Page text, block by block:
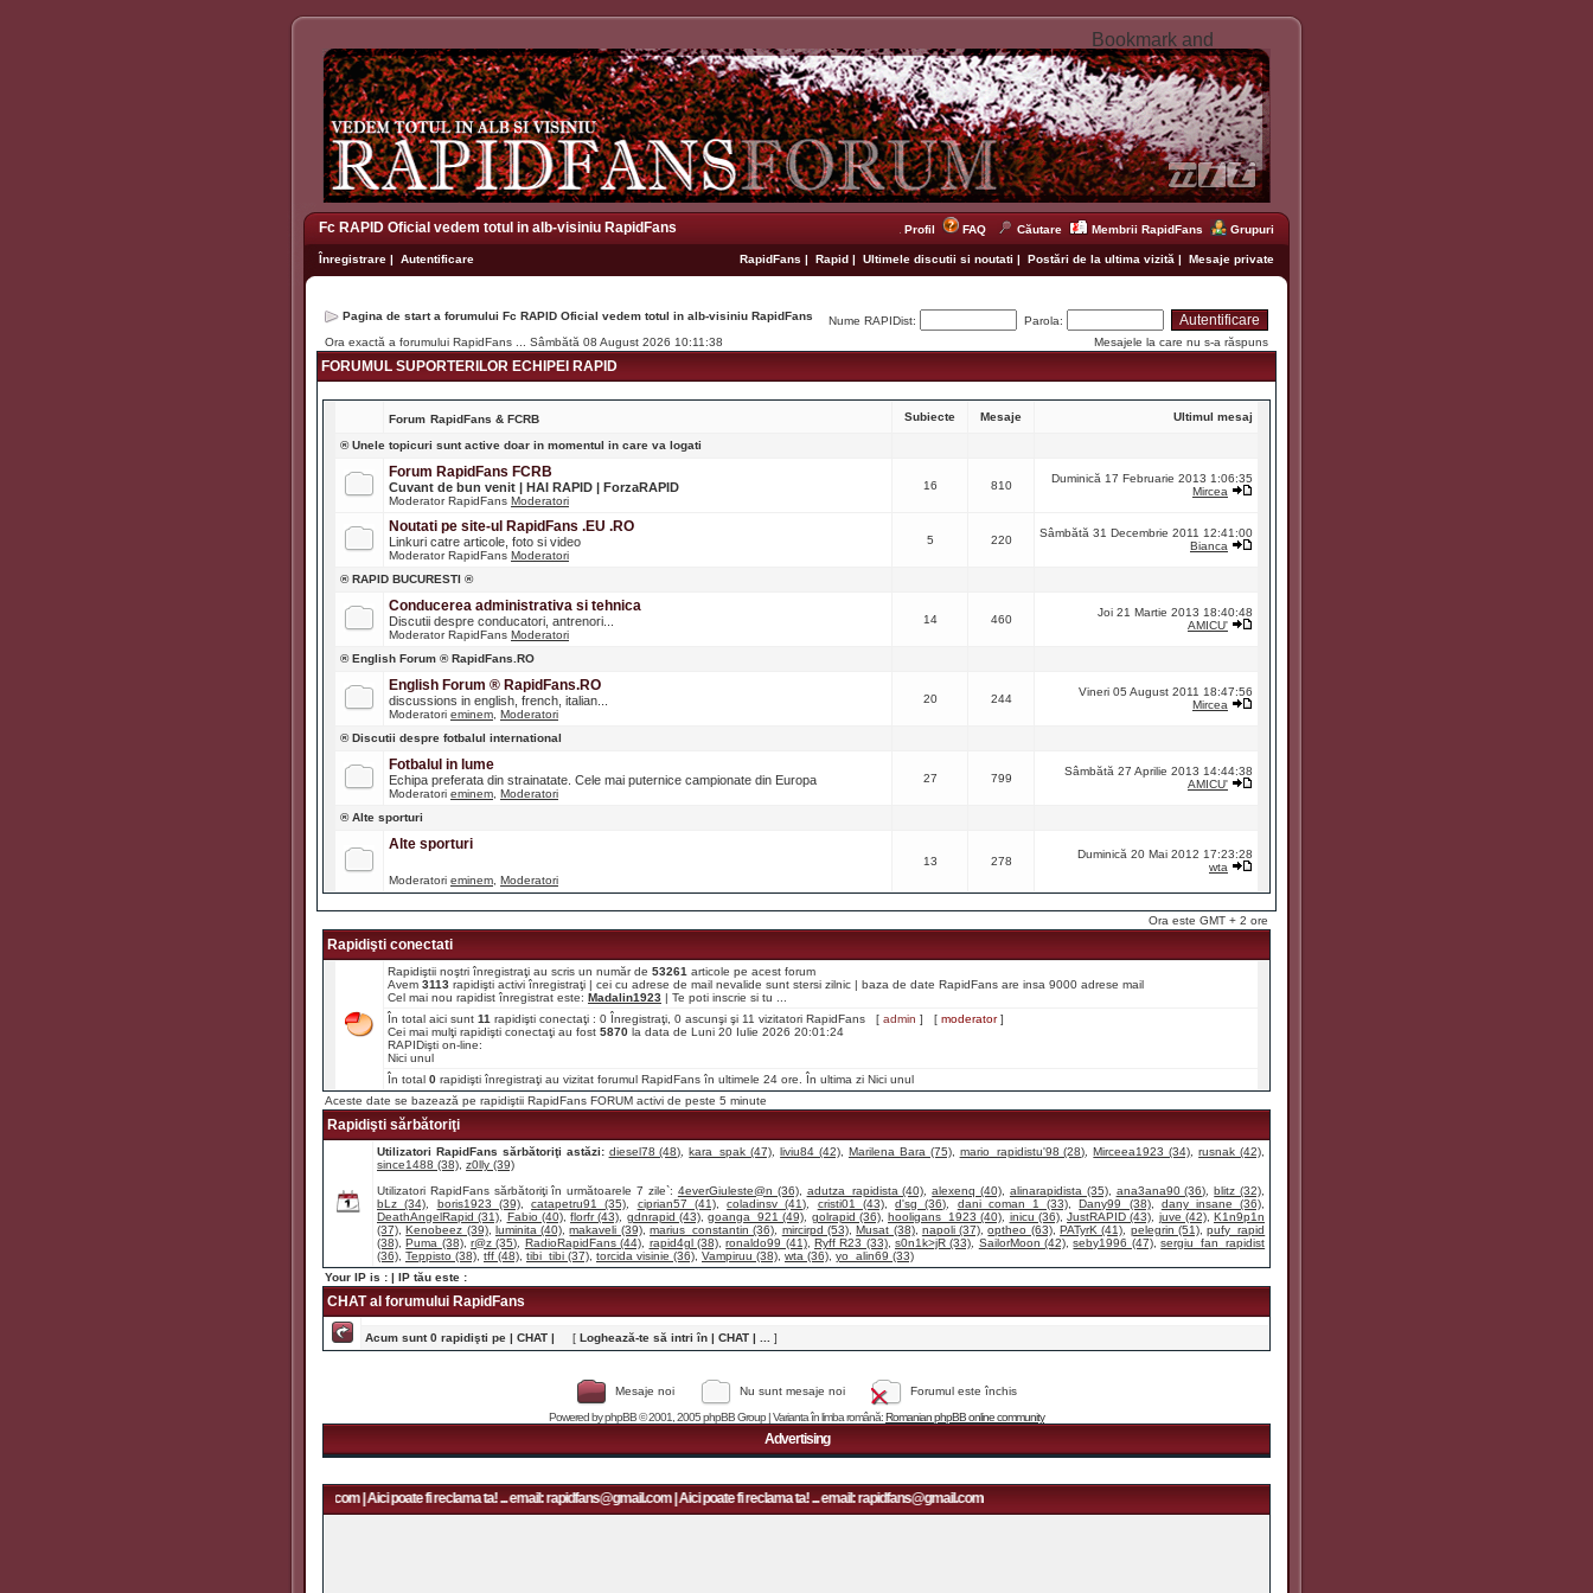
Fc RAPID Oficial vedem totul in alb-visiniu RapidFans Profil FAQ Căutare Membrii RapidFans Grupuri
Înregistrare | Autentificare RapidFans | Rapid | Ultimele discutii si noutati | Postări de la ultima vizită | Mesaje private
Pagina de start a forumului Fc RAPID Oficial vedem totul in alb-visiniu RapidFans Nume RAPIDist:
Parola:
Ora exactă a forumului RapidFans ... Sâmbătă 08 August 2026 10:11:38
Mesajele la care nu s-a răspuns
FORUMUL SUPORTERILOR ECHIPEI RAPID
Forum RapidFans & FCRB Subiecte Mesaje Ultimul mesaj
® Unele topicuri sunt active doar in momentul in care va logati
Forum RapidFans FCRB
Cuvant de bun venit | HAI RAPID | ForzaRAPID
Moderator RapidFans Moderatori
16 810
Duminică 17 Februarie 2013 1:06:35
Mircea
Noutati pe site-ul RapidFans .EU .RO
Linkuri catre articole, foto si video
Moderator RapidFans Moderatori
5 220
Sâmbătă 31 Decembrie 2011 12:41:00
Bianca
® RAPID BUCURESTI ®
Conducerea administrativa si tehnica
Discutii despre conducatori, antrenori...
Moderator RapidFans Moderatori
14 460
Joi 21 Martie 2013 18:40:48
AMICU'
® English Forum ® RapidFans.RO
English Forum ® RapidFans.RO
discussions in english, french, italian...
Moderatori eminem Moderatori
20 244
Vineri 05 August 2011 18:47:56
Mircea
® Discutii despre fotbalul international
Fotbalul in lume
Echipa preferata din strainatate. Cele mai puternice campionate din Europa
Moderatori eminem Moderatori
27 799
Sâmbătă 27 Aprilie 2013 14:44:38
AMICU'
® Alte sporturi
Alte sporturi
Moderatori eminem Moderatori
13 278
Duminică 20 Mai 2012 17:23:28
wta
Ora este GMT + 2 ore
Rapidişti conectati
Rapidiştii noştri înregistraţi au scris un număr de 53261 articole pe acest forum
Avem 3113 rapidişti activi înregistraţi | cei cu adrese de mail nevalide sunt stersi zilnic | baza de date RapidFans are insa 9000 adrese mail
Cel mai nou rapidist înregistrat este: Madalin1923 | Te poti inscrie si tu ...
În total aici sunt 11 rapidişti conectaţi : 0 Înregistraţi, 0 ascunşi şi 11 vizitatori RapidFans [ admin ] [ moderator]
Cei mai mulţi rapidişti conectaţi au fost 5870 la data de Luni 20 Iulie 2026 20:01:24
RAPIDişti on-line:
Nici unul
În total 0 rapidişti înregistraţi au vizitat forumul RapidFans în ultimele 24 ore. În ultima zi Nici unul
Aceste date se bazează pe rapidiştii RapidFans FORUM activi de peste 5 minute
Rapidişti sărbătoriţi
Utilizatori RapidFans sărbătoriţi astăzi: diesel78 (48) ,kara_spak (47) ,liviu84 (42) Marilena Bara (75), mario_rapidistu'98 (28) ,Mirceea1923 (34) ,rusnak (42)
since1488 (38) z0lly (39)
Utilizatori RapidFans sărbătoriţi în următoarele 7 zile`: 4everGiuleste@n (36), adutza_rapidista (40) ,alexenq (40) alinarapidista (35), ana3ana90 (36) ,blitz (32)
bLz (34)
boris1923 (39),catapetru91 (35) ciprian57 (41),coladinsv (41) cristi01 (43),d'sg (36) dani_coman_1 (33),Dany99 (38), dany_insane (36)
DeathAngelRapid (31)
Fabio (40), florfr (43) gdnrapid (43), goanga_921 (49) golrapid (36), hooligans_1923 (40) inicu (36), JustRAPID (43) juve (42), K1n9p1n
(37) ,Kenobeez (39), luminita (40) ,makaveli (39),marius_constantin (36) mircirpd (53),Musat (38), napoli (37) ,optheo (63),PATyrK (41) pelegrin (51),pufy_rapid
(38) ,Puma (38),r@z (35) RadioRapidFans (44) rapid4gl (38),ronaldo99 (41), Ryff R23 (33),s0n1k>jR (33) SailorMoon (42) ,seby1996 (47),sergiu_fan_rapidist
(36) Teppisto (38) tff (48) tibi_tibi (37) torcida visinie (36) Vampiruu (38) wta (36) yo_alin69 (33)
Your IP is : | IP tău este :
CHAT al forumului RapidFans
Acum sunt 0 rapidişti pe | CHAT | [ Loghează-te să intri în | CHAT | ... ]
Mesaje noi Nu sunt mesaje noi
Forumul este închis
Powered byphpBB© 2001, 2005 phpBB Group | Varianta în limba română:Romanian phpBB online community
Advertising
Aici poate fi reclama ta! ... email: rapidfans@gmail.com | Aici poate fi reclama ta! ... email: rapidfans@gmail.com | Aici poate fi reclama ta! ... email: rapidfans@gmail.com